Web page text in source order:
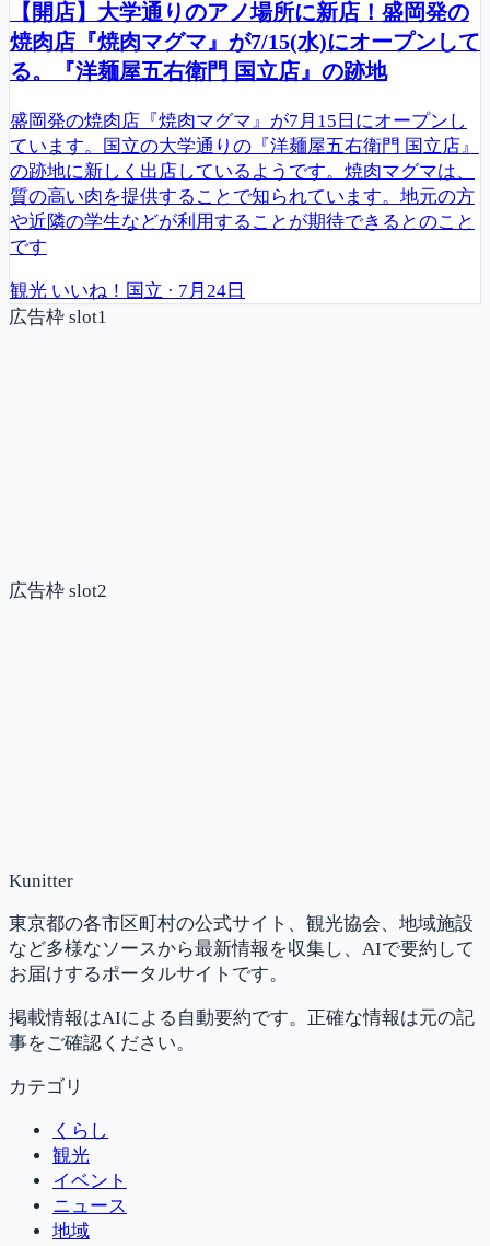
【開店】大学通りのアノ場所に新店！盛岡発の
焼肉店『焼肉マグマ』が7/15(水)にオープンして
る。『洋麺屋五右衛門 国立店』の跡地
盛岡発の焼肉店『焼肉マグマ』が7月15日にオープンし
ています。国立の大学通りの『洋麺屋五右衛門 国立店』
の跡地に新しく出店しているようです。焼肉マグマは、
質の高い肉を提供することで知られています。地元の方
や近隣の学生などが利用することが期待できるとのこと
です
観光 いいね！国立 · 7月24日
広告枠 slot1
広告枠 slot2
Kunitter
東京都の各市区町村の公式サイト、観光協会、地域施設
など多様なソースから最新情報を収集し、AIで要約して
お届けするポータルサイトです。
掲載情報はAIによる自動要約です。正確な情報は元の記
事をご確認ください。
カテゴリ
くらし
観光
イベント
ニュース
地域